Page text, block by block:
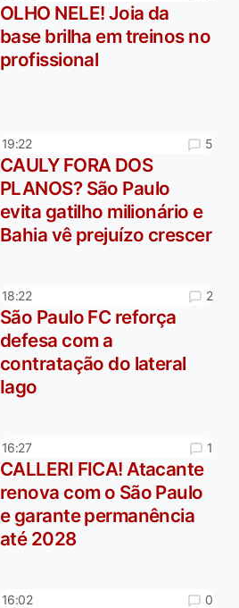
OLHO NELE! Joia da
base brilha em treinos no
profissional
19:22 5
CAULY FORA DOS
PLANOS? São Paulo
evita gatilho milionário e
Bahia vê prejuízo crescer
18:22 2
São Paulo FC reforça
defesa com a
contratação do lateral
Iago
16:27 1
CALLERI FICA! Atacante
renova com o São Paulo
e garante permanência
até 2028
16:02 0